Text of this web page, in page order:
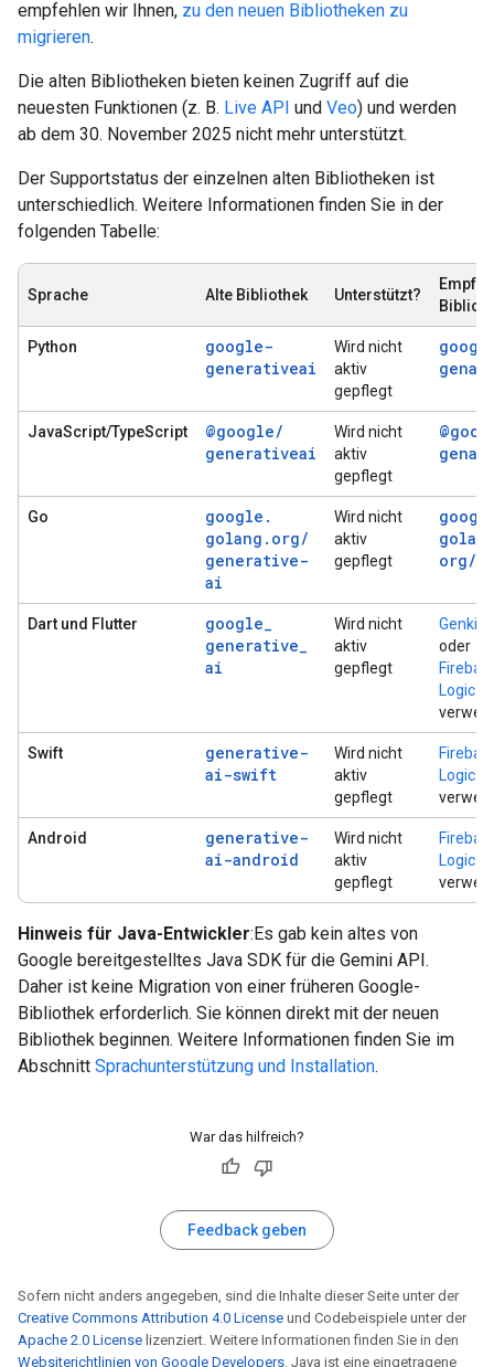
empfehlen wir Ihnen, zu den neuen Bibliotheken zu
migrieren.
Die alten Bibliotheken bieten keinen Zugriff auf die
neuesten Funktionen (z. B. Live API und Veo) und werden
ab dem 30. November 2025 nicht mehr unterstützt.
Der Supportstatus der einzelnen alten Bibliotheken ist
unterschiedlich. Weitere Informationen finden Sie in der
folgenden Tabelle:
Sprache Alte Bibliothek Unterstützt?
Python
google-
generativeai
Wird nicht
aktiv
gepflegt
genai
JavaScript/TypeScript @google/
generativeai
Wird nicht
aktiv
gepflegt
genai
Go google .
golang . org/
generative-
ai
Wird nicht
aktiv
gepflegt
org/
Dart und Flutter google_
generative_
ai
Wird nicht
aktiv
gepflegt
Genkit
oder
Logic
Swift
generative-
ai-swift
Wird nicht
aktiv
gepflegt
Logic
Android
generative-
ai-android
Wird nicht
aktiv
gepflegt
Logic
Hinweis für Java-Entwickler:Es gab kein altes von
Google bereitgestelltes Java SDK für die Gemini API.
Daher ist keine Migration von einer früheren Google-
Bibliothek erforderlich. Sie können direkt mit der neuen
Bibliothek beginnen. Weitere Informationen finden Sie im
Abschnitt Sprachunterstützung und Installation.
War das hilfreich?
Feedback geben
Sofern nicht anders angegeben, sind die Inhalte dieser Seite unter der
Creative Commons Attribution 4.0 License und Codebeispiele unter der
Apache 2.0 License lizenziert. Weitere Informationen finden Sie in den
Websiterichtlinien von Google Developers. Java ist eine eingetragene